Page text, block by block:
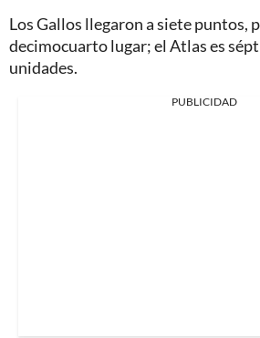
Los Gallos llegaron a siete puntos,
decimocuarto lugar; el Atlas es
unidades.
PUBLICIDAD